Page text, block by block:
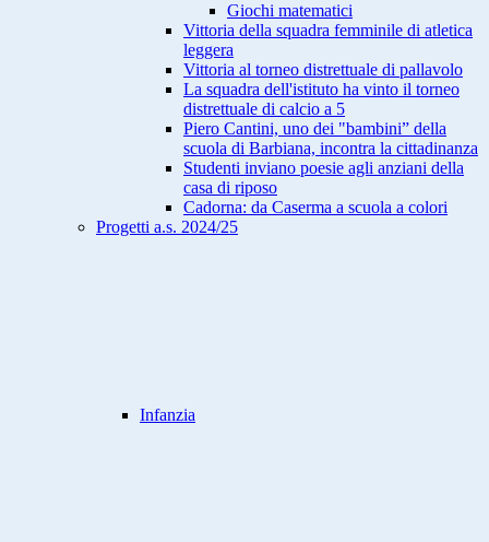
Giochi matematici
Vittoria della squadra femminile di atletica
leggera
Vittoria al torneo distrettuale di pallavolo
La squadra dell'istituto ha vinto il torneo
distrettuale di calcio a 5
Piero Cantini, uno dei "bambini” della
scuola di Barbiana, incontra la cittadinanza
Studenti inviano poesie agli anziani della
casa di riposo
Cadorna: da Caserma a scuola a colori
Progetti a.s. 2024/25
Infanzia